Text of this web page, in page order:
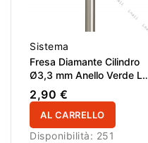
Sistema
Fresa Diamante Cilindro
Ø3,3 mm Anello Verde LL
8,0 mm
2,90 €
AL CARRELLO
Disponibilità: 251